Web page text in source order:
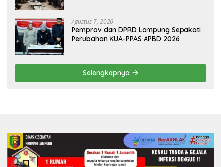
Agustus 7, 2026
Pemprov dan DPRD Lampung Sepakati
Perubahan KUA-PPAS APBD 2026
Selengkapnya